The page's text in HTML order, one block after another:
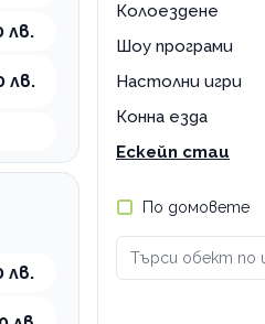
лв.
лв.
лв.
Колоездене
Шоу програми
Настолни игри
Конна езда
Ескейп стаи
По домовете